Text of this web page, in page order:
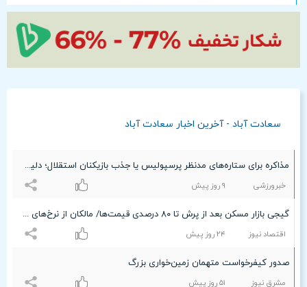
سعادت آباد - آخرین اخبار سعادت آباد
مذاکره برای ستاره‌های مدنظر پرسپولیس یا جذب بازیکنان استقلال؛ دلیل حضور مدیرعامل نساجی در سعادت آباد چه بود؟
خبرورزشی ٩ روز پیش
گیجی بازار مسکن بعد از پرش تا ۸۰ درصدی قیمت‌ها/ مالکان از نرخ‌های پیشنهادی دو ماه قبل کوتاه آمدند/ قیمت آپارتمان در تهرانپارس و سعادت آباد چقدر شد؟+ جدول
اقتصاد نیوز ۲۴ روز پیش
صدور کیفرخواست متهمان زمین‌خواری بزرگ
مشرق نیوز ۵۱ روز پیش